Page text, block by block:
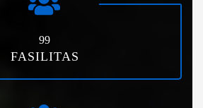
99
FASILITAS